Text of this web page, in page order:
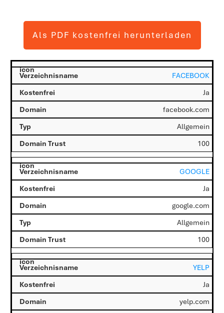
Als PDF kostenfrei herunterladen
FACEBOOK
Ja
facebook.com
Allgemein
100
GOOGLE
Ja
google.com
Allgemein
100
YELP
Ja
yelp.com